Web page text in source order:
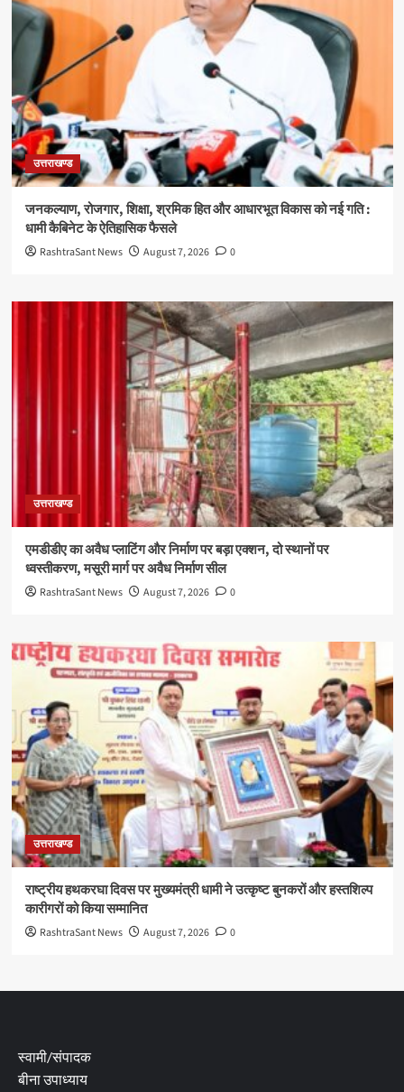
उत्तराखण्ड
जनकल्याण, रोजगार, शिक्षा, श्रमिक हित और आधारभूत विकास को नई गति :
धामी कैबिनेट के ऐतिहासिक फैसले
RashtraSant News August 7, 2026 0
उत्तराखण्ड
एमडीडीए का अवैध प्लाटिंग और निर्माण पर बड़ा एक्शन, दो स्थानों पर
ध्वस्तीकरण, मसूरी मार्ग पर अवैध निर्माण सील
RashtraSant News August 7, 2026 0
उत्तराखण्ड
राष्ट्रीय हथकरघा दिवस पर मुख्यमंत्री धामी ने उत्कृष्ट बुनकरों और हस्तशिल्प
कारीगरों को किया सम्मानित
RashtraSant News August 7, 2026 0
स्वामी/संपादक
बीना उपाध्याय